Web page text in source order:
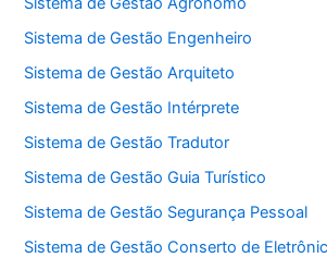
Sistema de Gestão Engenheiro
Sistema de Gestão Arquiteto
Sistema de Gestão Intérprete
Sistema de Gestão Tradutor
Sistema de Gestão Guia Turístico
Sistema de Gestão Segurança Pessoal
Sistema de Gestão Conserto de